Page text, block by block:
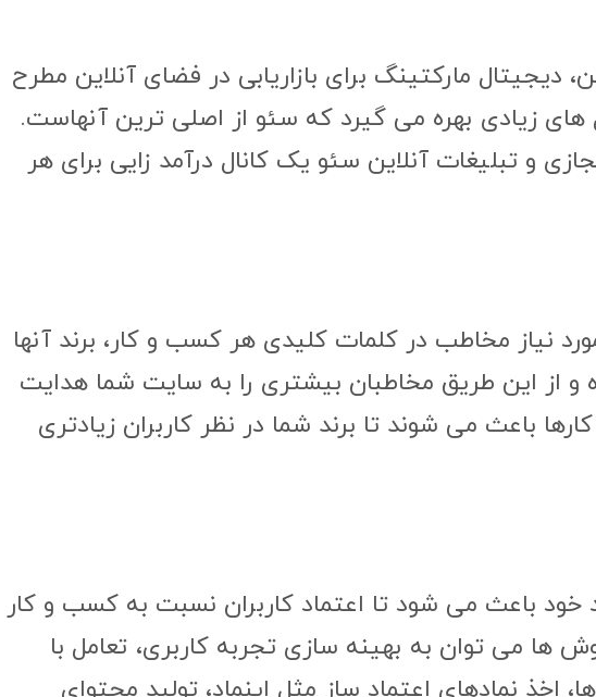
مارکتینگ برای بازاریابی در فضای آنلاین مطرح
های زیادی بهره می گیرد که سئو از اصلی ترین آنهاست.
و تبلیغات آنلاین سئو یک کانال درآمد زایی برای هر
نیاز مخاطب در کلمات کلیدی هر کسب و کار، برند آنها
از این طریق مخاطبان بیشتری را به سایت شما هدایت
باعث می‌ شوند تا برند شما در نظر کاربران زیادتری
باعث می ‌شود تا اعتماد کاربران نسبت به کسب و کار
ها می‌ توان به بهینه سازی تجربه کاربری، تعامل با
اخذ نمادهای اعتماد ساز مثل اینماد، تولید محتوای